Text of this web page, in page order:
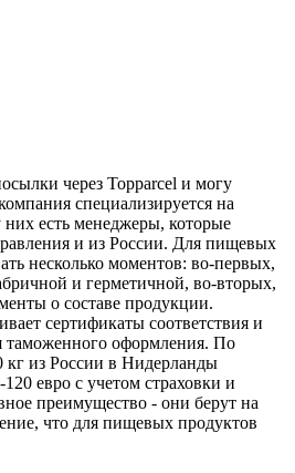
через Topparcel и могу
специализируется на
есть менеджеры, которые
и из России. Для пищевых
несколько моментов: во-первых,
и герметичной, во-вторых,
о составе продукции.
сертификаты соответствия и
таможенного оформления. По
кг из России в Нидерланды
евро с учетом страховки и
преимущество - они берут на
что для пищевых продуктов